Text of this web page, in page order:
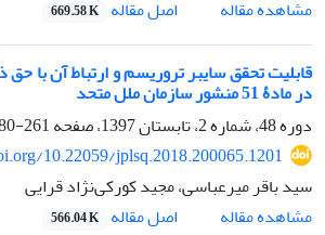
مشاهده مقاله
اصل مقاله 669.58 K
قابلیت تحقق سایبر تروریسم و ارتباط آن با
در مادۀ 51 منشور سازمان ملل متحد
دوره 48، شماره 2، تابستان 1397، صفحه
261-280
10.22059/jplsq.2018.200065.1201
سید باقر میرعباسی، مجید کورکی‌نژاد قرایی
مشاهده مقاله
اصل مقاله 566.04 K